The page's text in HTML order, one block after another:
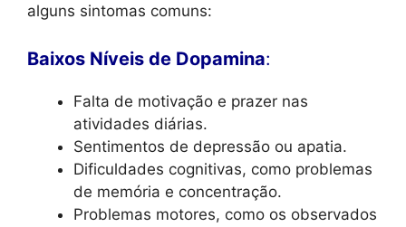
alguns sintomas comuns:
Baixos Níveis de Dopamina:
Falta de motivação e prazer nas
atividades diárias.
Sentimentos de depressão ou apatia.
Dificuldades cognitivas, como problemas
de memória e concentração.
Problemas motores, como os observados